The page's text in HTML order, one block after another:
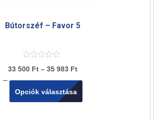
Bútorszéf – Favor 5
33 500 Ft– 35 983 Ft
–
Opciók választása